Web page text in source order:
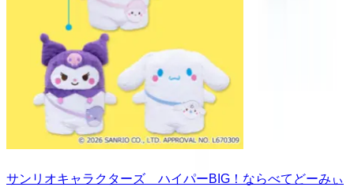
サンリオキャラクターズ ハイパーBIG！ならべてどーみぃ